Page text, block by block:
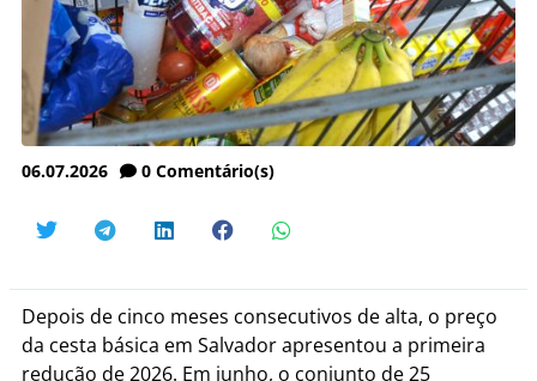
06.07.2026 0 Comentário(s)
Depois de cinco meses consecutivos de alta, o preço
da cesta básica em Salvador apresentou a primeira
redução de 2026. Em junho, o conjunto de 25